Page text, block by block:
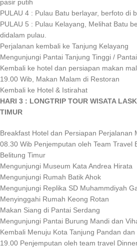
pasir putih
PULAU 4 : Pulau Batu berlayar, berfoto di
PULAU 5 : Pulau Kelayang, Melihat Batu
didalam pulau.
Perjalanan kembali ke Tanjung Kelayang
Mengunjungi Pantai Tanjung Tinggi /
Kembali ke hotel dan persiapan makan
19.00 Wib, Makan Malam di Restoran
Kembali ke Hotel & Istirahat
HARI 3 : LONGTRIP TOUR WISATA
TIMUR
Breakfast Hotel dan Persiapan Perjalanan
08.30 Wib Penjemputan oleh Team Travel
Belitung Timur
Mengunjungi Museum Kata Andrea Hirata
Mengunjungi Rumah Batik Ahok
Mengunjungi Replika SD Muhammdiyah
Menyinggahi Rumah Keong Rotan
Makan Siang di Pantai Serdang
Mengunjungi Pantai Burung Mandi dan
Kembali Menuju Kota Tanjung Pandan
19.00 Penjemputan oleh team travel